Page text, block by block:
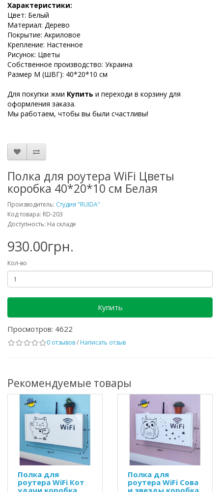
Характеристики:
Цвет: Белый
Материал: Дерево
Покрытие: Акриловое
Крепление: Настенное
Рисунок: Цветы
Собственное производство: Украина
Размер М (ШВГ): 40*20*10 см
Для покупки жми Купить и переходи в корзину для
оформления заказа.
Мы работаем, чтобы вы были счастливы!
Полка для роутера WiFi Цветы
коробка 40*20*10 см Белая
Производитель: Студия "RUIDA"
Код товара: RD-203
Доступность: На складе
930.00грн.
Кол-во
Купить
Просмотров: 4622
0 отзывов/ Написать отзыв
Рекомендуемые товары
Полка для
роутера WiFi Кот
Полка для
роутера WiFi Сова